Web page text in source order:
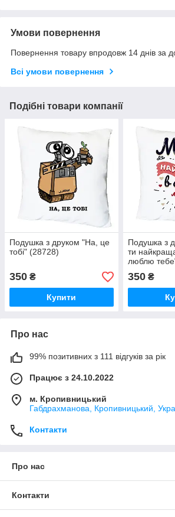
Умови повернення
Повернення товару впродовж 14 днів за
Всі умови повернення
Подібні товари компанії
Подушка з друком "На, це
тобі" (28728)
350 ₴
Купити
Подушка з
ти найкраща
люблю
350₴
Про нас
99% позитивних з 111 відгуків за рік
Працює з 24.10.2022
м. Кропивницький
Габдрахманова, Кропивницький,
Контакти
Про нас
Контакти